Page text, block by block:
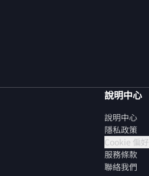
說明中心
說明中心
隱私政策
Cookie 偏好
服務條款
聯絡我們